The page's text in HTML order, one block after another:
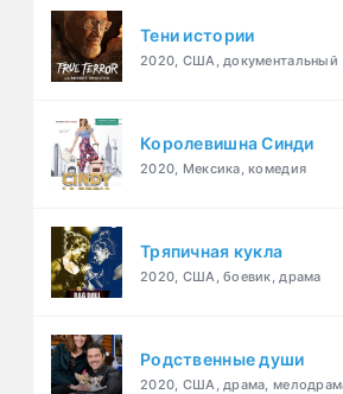
Тени истории
2020, США, документальный
Королевишна Синди
2020, Мексика, комедия
Тряпичная кукла
2020, США, боевик, драма
Родственные души
2020, США, драма,